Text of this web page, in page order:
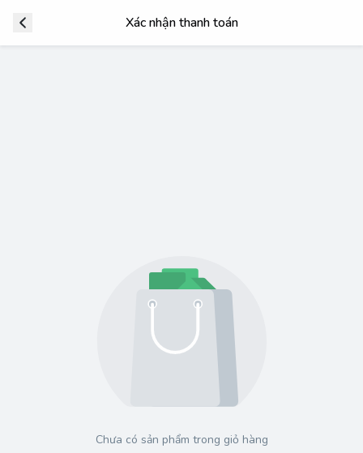
Xác nhận thanh toán
Chưa có sản phẩm trong giỏ hàng